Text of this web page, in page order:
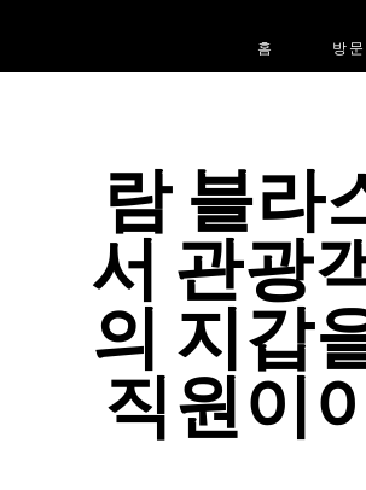
홈 방문
람 블라
서 관광
의 지갑
직원이